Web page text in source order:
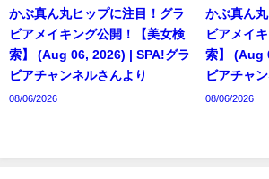
かぶ真ん丸ヒップに注目！グラ
ビアメイキング公開！【美女検
索】 (Aug 06, 2026) | SPA!グラ
ビアチャンネルさんより
08/06/2026
かぶ真ん
ビアメイ
索】 (Aug
ビアチャ
08/06/2026